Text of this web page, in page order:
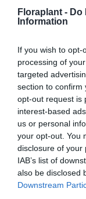
Floraplant - Do
Information
If you wish to
processing of
targeted
section to confirm
opt-out request is
interest-based
us or personal
your opt-out. You
disclosure of your
IAB’s list of
also be disclosed
Downstream
Μάιος… Τι εργασίες